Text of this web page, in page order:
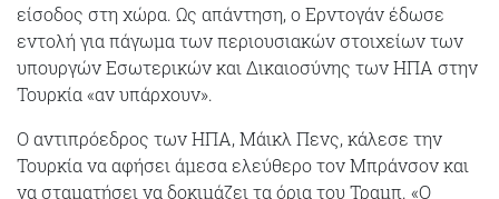
είσοδος στη χώρα. Ως απάντηση, ο Ερντογάν έδωσε
εντολή για πάγωμα των περιουσιακών στοιχείων των
υπουργών Εσωτερικών και Δικαιοσύνης των ΗΠΑ στην
Τουρκία «αν υπάρχουν».
Ο αντιπρόεδρος των ΗΠΑ, Μάικλ Πενς, κάλεσε την
Τουρκία να αφήσει άμεσα ελεύθερο τον Μπράνσον και
να σταματήσει να δοκιμάζει τα όρια του Τραμπ. «Ο